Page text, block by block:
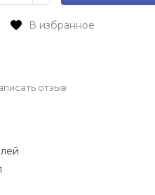
В избранное
отзыв